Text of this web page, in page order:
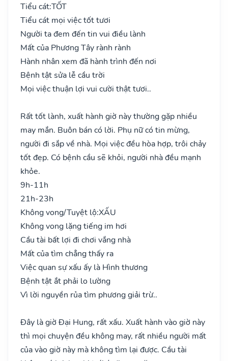
Tiểu cát:TỐT
Tiểu cát mọi việc tốt tươi
Người ta đem đến tin vui điều lành
Mất của Phương Tây rành rành
Hành nhân xem đã hành trình đến nơi
Bệnh tật sửa lễ cầu trời
Mọi việc thuận lợi vui cười thật tươi..
Rất tốt lành, xuất hành giờ này thường gặp nhiều
may mắn. Buôn bán có lời. Phụ nữ có tin mừng,
người đi sắp về nhà. Mọi việc đều hòa hợp, trôi chảy
tốt đẹp. Có bệnh cầu sẽ khỏi, người nhà đều mạnh
khỏe.
9h-11h
21h-23h
Không vong/Tuyệt lộ:XẤU
Không vong lặng tiếng im hơi
Cầu tài bất lợi đi chơi vắng nhà
Mất của tìm chẳng thấy ra
Việc quan sự xấu ấy là Hình thương
Bệnh tật ắt phải lo lường
Vì lời nguyền rủa tìm phương giải trừ..
Đây là giờ Đại Hung, rất xấu. Xuất hành vào giờ này
thì mọi chuyện đều không may, rất nhiều người mất
của vào giờ này mà không tìm lại được. Cầu tài